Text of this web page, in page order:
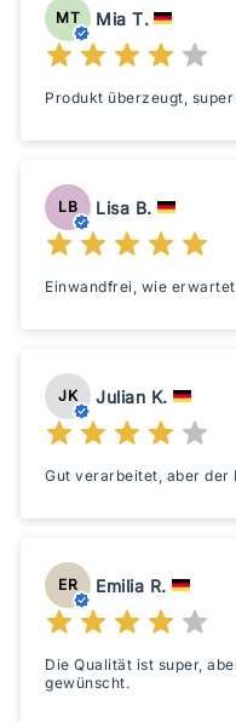
MT Mia T.
Produkt überzeugt,
LB Lisa B.
Einwandfrei, wie
JK Julian K.
Gut verarbeitet, aber der
ER Emilia R.
Die Qualität ist super,
gewünscht.